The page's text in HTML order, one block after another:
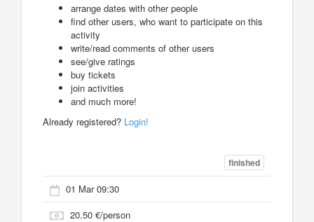
arrange dates with other people
find other users, who want to participate on this
activity
write/read comments of other users
see/give ratings
buy tickets
join activities
and much more!
Already registered? Login!
finished
01 Mar 09:30
20.50 €/person